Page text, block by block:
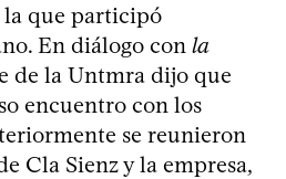
la que participó
En diálogo con la
de la Untmra dijo que
encuentro con los
se reunieron
Cla Sienz y la empresa,